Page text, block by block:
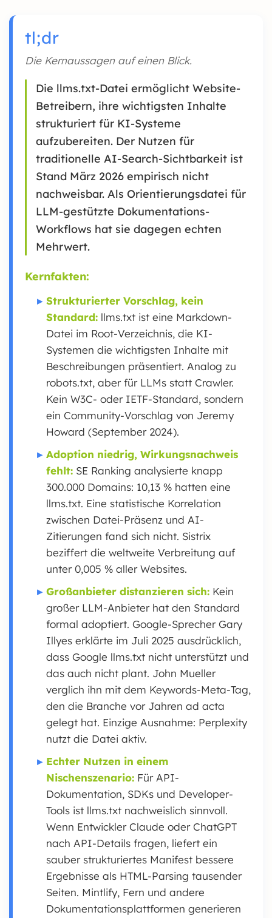
tl;dr
Die Kernaussagen auf einen Blick.
Die llms.txt-Datei ermöglicht Website-
Betreibern, ihre wichtigsten Inhalte
strukturiert für KI-Systeme
aufzubereiten. Der Nutzen für
traditionelle AI-Search-Sichtbarkeit ist
Stand März 2026 empirisch nicht
nachweisbar. Als Orientierungsdatei für
LLM-gestützte Dokumentations-
Workflows hat sie dagegen echten
Mehrwert.
Kernfakten:
Strukturierter Vorschlag, kein
Standard: llms.txt ist eine Markdown-
Datei im Root-Verzeichnis, die KI-
Systemen die wichtigsten Inhalte mit
Beschreibungen präsentiert. Analog zu
robots.txt, aber für LLMs statt Crawler.
Kein W3C- oder IETF-Standard, sondern
ein Community-Vorschlag von Jeremy
Howard (September 2024).
Adoption niedrig, Wirkungsnachweis
fehlt: SE Ranking analysierte knapp
300.000 Domains: 10,13 % hatten eine
llms.txt. Eine statistische Korrelation
zwischen Datei-Präsenz und AI-
Zitierungen fand sich nicht. Sistrix
beziffert die weltweite Verbreitung auf
unter 0,005 % aller Websites.
Großanbieter distanzieren sich: Kein
großer LLM-Anbieter hat den Standard
formal adoptiert. Google-Sprecher Gary
Illyes erklärte im Juli 2025 ausdrücklich,
dass Google llms.txt nicht unterstützt und
das auch nicht plant. John Mueller
verglich ihn mit dem Keywords-Meta-Tag,
den die Branche vor Jahren ad acta
gelegt hat. Einzige Ausnahme: Perplexity
nutzt die Datei aktiv.
Echter Nutzen in einem
Nischenszenario: Für API-
Dokumentation, SDKs und Developer-
Tools ist llms.txt nachweislich sinnvoll.
Wenn Entwickler Claude oder ChatGPT
nach API-Details fragen, liefert ein
sauber strukturiertes Manifest bessere
Ergebnisse als HTML-Parsing tausender
Seiten. Mintlify, Fern und andere
Dokumentationsplattformen generieren